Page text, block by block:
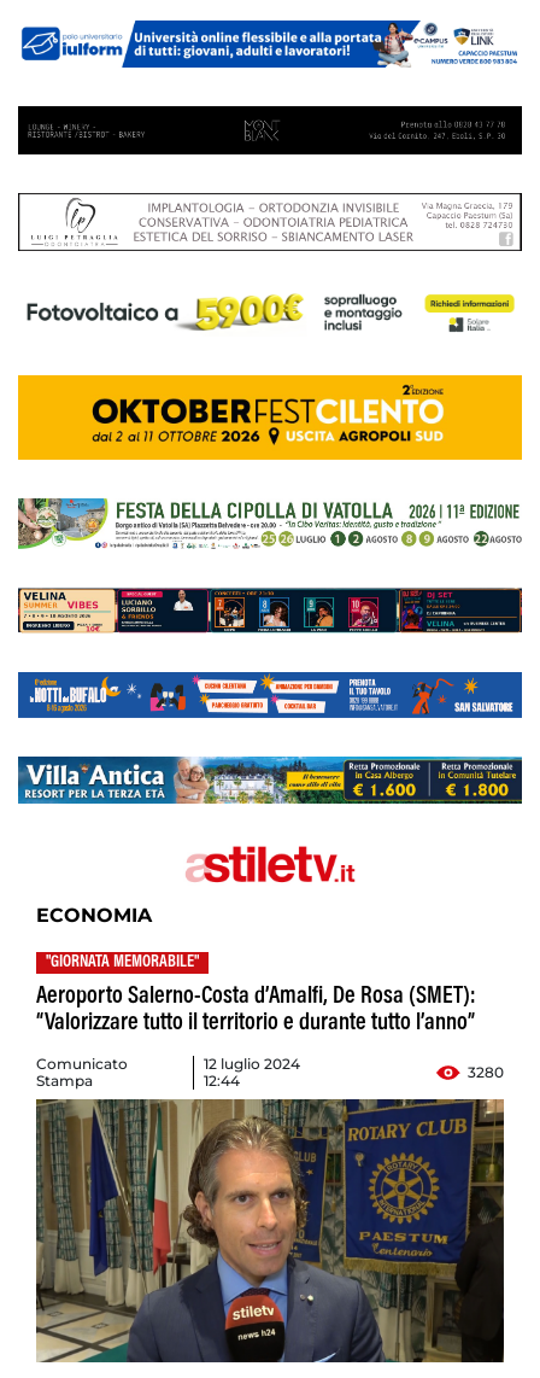
ECONOMIA
"GIORNATA MEMORABILE"
Aeroporto Salerno-Costa d’Amalfi, De Rosa (SMET):
“Valorizzare tutto il territorio e durante tutto l’anno”
Comunicato
Stampa
12 luglio 2024
12:44
3280